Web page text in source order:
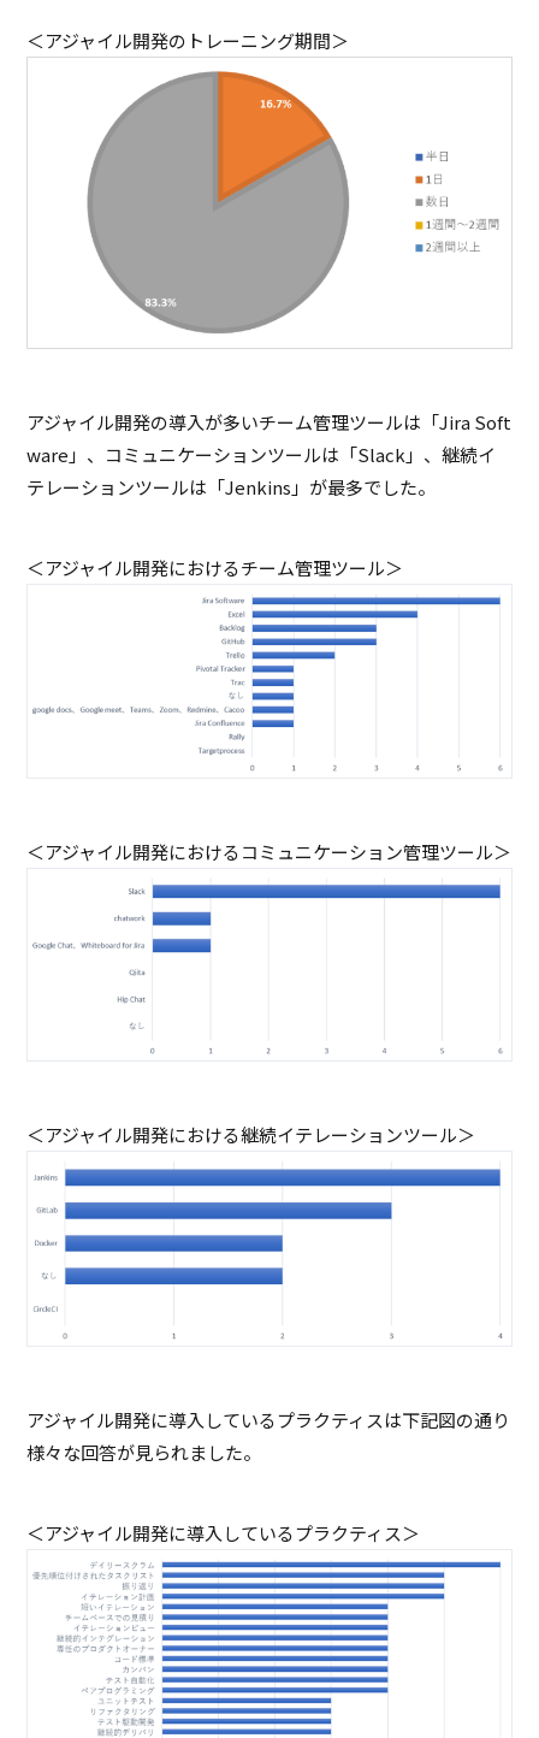
＜アジャイル開発のトレーニング期間＞
アジャイル開発の導入が多いチーム管理ツールは「Jira Soft
ware」、コミュニケーションツールは「Slack」、継続イ
テレーションツールは「Jenkins」が最多でした。
＜アジャイル開発におけるチーム管理ツール＞
＜アジャイル開発におけるコミュニケーション管理ツール＞
＜アジャイル開発における継続イテレーションツール＞
アジャイル開発に導入しているプラクティスは下記図の通り
様々な回答が見られました。
＜アジャイル開発に導入しているプラクティス＞